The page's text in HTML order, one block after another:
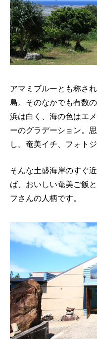
アマミブルーとも称さ
島。そのなかでも有数
浜は白く、海の色はエ
ーのグラデーション。
し。奄美イチ、フォト
そんな土盛海岸のすぐ
ば、おいしい奄美ご飯
フさんの人柄です。